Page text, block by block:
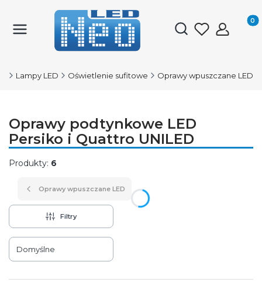
Otwórz
Lampy LED Oświetlenie sufitowe Oprawy wpuszczane LED
Oprawy podtynkowe LED
Persiko i Quattro UNILED
Produkty: 6
Oprawy wpuszczane LED
Filtry
Lista produktów
Domyślne